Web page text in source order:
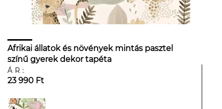
Afrikai állatok és növények mintás pasztel
színű gyerek dekor tapéta
ÁR:
23 990 Ft